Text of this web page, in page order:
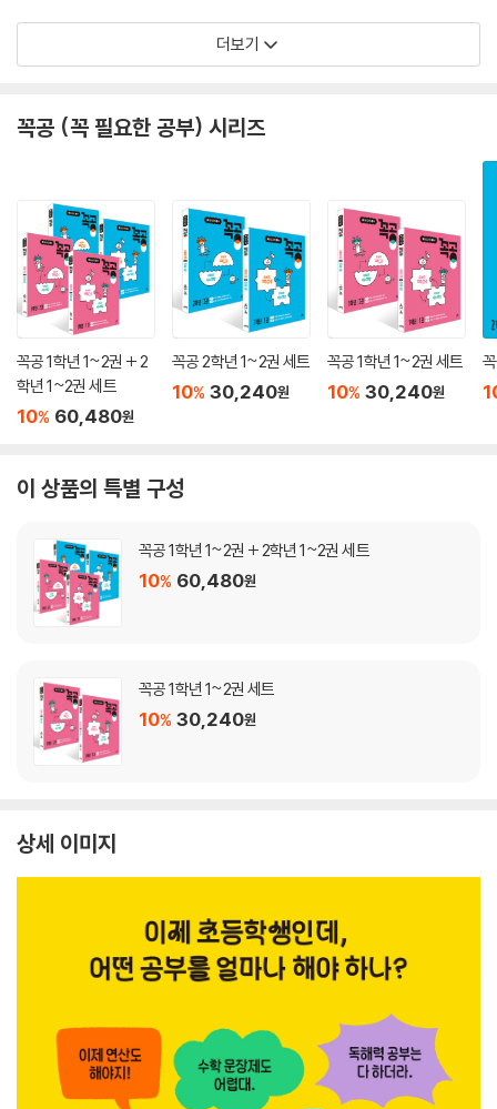
더보기
꼭공 (꼭 필요한 공부) 시리즈
꼭공 1학년 1~2권 + 2
학년 1~2권 세트
10% 60,480원
꼭공 2학년 1~2권 세트
10% 30,240원
꼭공 1학년 1~2권 세트
10% 30,240원
이 상품의 특별 구성
꼭공 1학년 1~2권 + 2학년 1~2권 세트
10% 60,480원
꼭공 1학년 1~2권 세트
10% 30,240원
상세 이미지